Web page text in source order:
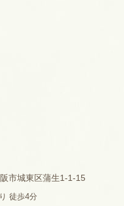
市城東区蒲生1-1-15
徒歩4分